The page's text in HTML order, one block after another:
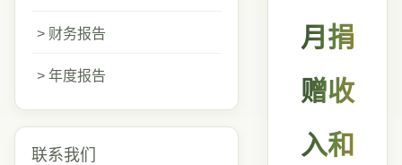
> 财务报告
> 年度报告
联系我们
月捐
赠收
入和